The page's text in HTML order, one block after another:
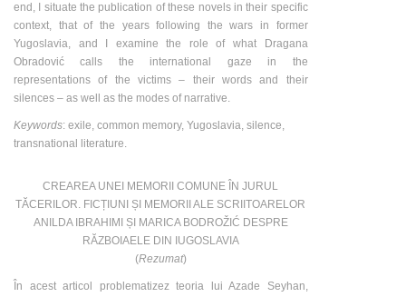
end, I situate the publication of these novels in their specific
context, that of the years following the wars in former
Yugoslavia, and I examine the role of what Dragana
Obradović calls the international gaze in the
representations of the victims – their words and their
silences – as well as the modes of narrative.
Keywords: exile, common memory, Yugoslavia, silence,
transnational literature.
CREAREA UNEI MEMORII COMUNE ÎN JURUL
TĂCERILOR. FICȚIUNI ȘI MEMORII ALE SCRIITOARELOR
ANILDA IBRAHIMI ȘI MARICA BODROŽIĆ DESPRE
RĂZBOIAELE DIN IUGOSLAVIA
(Rezumat)
În acest articol problematizez teoria lui Azade Seyhan,